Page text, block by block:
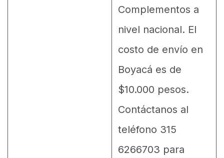
Complementos a
nivel nacional. El
costo de envío en
Boyacá es de
$10.000 pesos.
Contáctanos al
teléfono 315
6266703 para